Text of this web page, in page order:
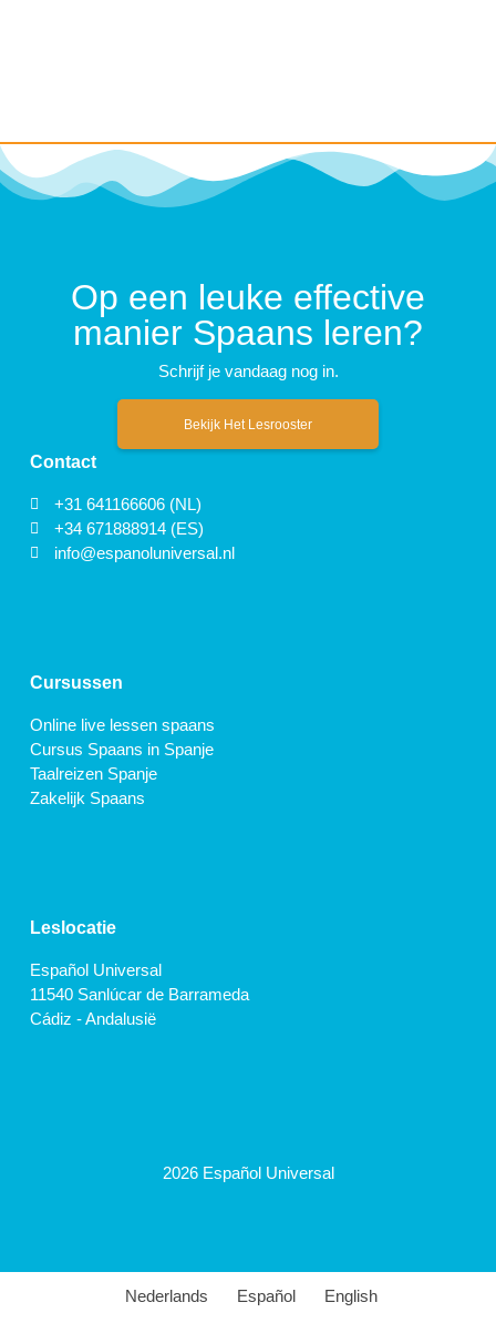
Op een leuke effective
manier Spaans leren?
Schrijf je vandaag nog in.
Bekijk Het Lesrooster
Contact
+31 641166606 (NL)
+34 671888914 (ES)
info@espanoluniversal.nl
Cursussen
Online live lessen spaans
Cursus Spaans in Spanje
Taalreizen Spanje
Zakelijk Spaans
Leslocatie
Español Universal
11540 Sanlúcar de Barrameda
Cádiz - Andalusië
2026 Español Universal
Nederlands Español English